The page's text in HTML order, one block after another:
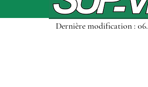
Dernière modification :